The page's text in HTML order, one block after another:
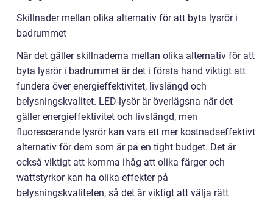
Skillnader mellan olika alternativ för att byta lysrör i
badrummet
När det gäller skillnaderna mellan olika alternativ för att
byta lysrör i badrummet är det i första hand viktigt att
fundera över energieffektivitet, livslängd och
belysningskvalitet. LED-lysör är överlägsna när det
gäller energieffektivitet och livslängd, men
fluorescerande lysrör kan vara ett mer kostnadseffektivt
alternativ för dem som är på en tight budget. Det är
också viktigt att komma ihåg att olika färger och
wattstyrkor kan ha olika effekter på
belysningskvaliteten, så det är viktigt att välja rätt